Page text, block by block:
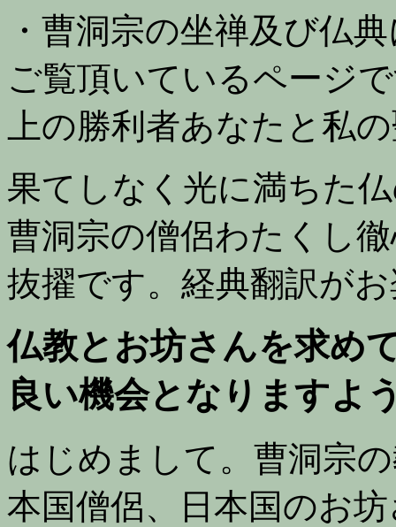
・曹洞宗の坐禅及び仏
ご覧頂いているページ
上の勝利者あなたと私
果てしなく光に満ちた
曹洞宗の僧侶わたくし
抜擢です。経典翻訳が
仏教とお坊さんを求め
良い機会となりますよ
はじめまして。曹洞宗
本国僧侶、日本国のお